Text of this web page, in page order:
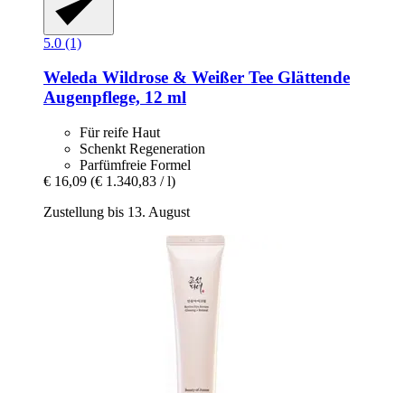
5.0 (1)
Weleda Wildrose & Weißer Tee Glättende
Augenpflege, 12 ml
Für reife Haut
Schenkt Regeneration
Parfümfreie Formel
€ 16,09 (€ 1.340,83 / l)
Zustellung bis 13. August